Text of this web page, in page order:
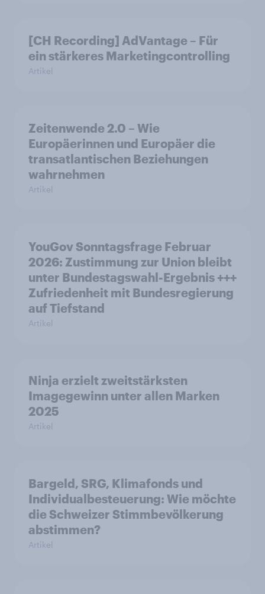
[CH Recording] AdVantage – Für
ein stärkeres Marketingcontrolling
Artikel
Zeitenwende 2.0 – Wie
Europäerinnen und Europäer die
transatlantischen Beziehungen
wahrnehmen
Artikel
YouGov Sonntagsfrage Februar
2026: Zustimmung zur Union bleibt
unter Bundestagswahl-Ergebnis +++
Zufriedenheit mit Bundesregierung
auf Tiefstand
Artikel
Ninja erzielt zweitstärksten
Imagegewinn unter allen Marken
2025
Artikel
Bargeld, SRG, Klimafonds und
Individualbesteuerung: Wie möchte
die Schweizer Stimmbevölkerung
abstimmen?
Artikel